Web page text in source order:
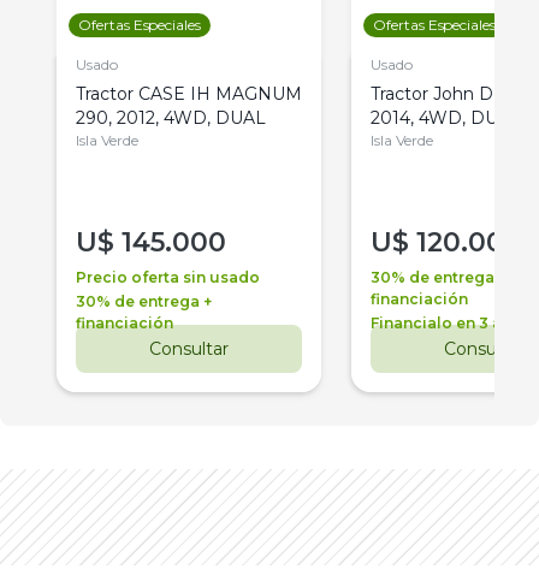
Ofertas Especiales
Usado
Tractor CASE IH MAGNUM
290, 2012, 4WD, DUAL
Isla Verde
U$ 145.000
Precio oferta sin usado
30% de entrega +
financiación
Consultar
Ofertas Especiales
Usado
Tractor John Deere
2014, 4WD, DUAL
Isla Verde
U$ 120.000
30% de entrega +
financiación
Financialo en 3 años
Consultar